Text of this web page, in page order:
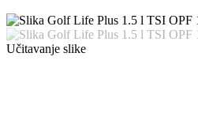
Učitavanje slike